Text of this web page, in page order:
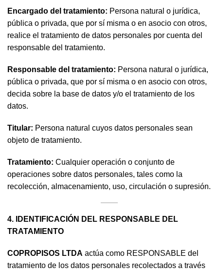
Encargado del tratamiento: Persona natural o jurídica,
pública o privada, que por sí misma o en asocio con otros,
realice el tratamiento de datos personales por cuenta del
responsable del tratamiento.
Responsable del tratamiento: Persona natural o jurídica,
pública o privada, que por sí misma o en asocio con otros,
decida sobre la base de datos y/o el tratamiento de los
datos.
Titular: Persona natural cuyos datos personales sean
objeto de tratamiento.
Tratamiento: Cualquier operación o conjunto de
operaciones sobre datos personales, tales como la
recolección, almacenamiento, uso, circulación o supresión.
4. IDENTIFICACIÓN DEL RESPONSABLE DEL
TRATAMIENTO
COPROPISOS LTDA actúa como RESPONSABLE del
tratamiento de los datos personales recolectados a través